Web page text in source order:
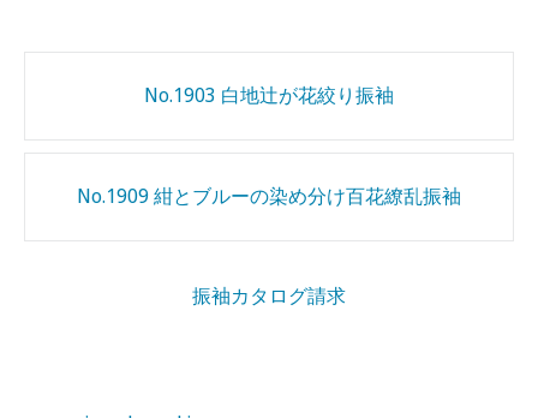
navigationNo.1903 白地辻が花絞り振袖
No.1909 紺とブルーの染め分け百花繚乱振袖
振袖カタログ請求